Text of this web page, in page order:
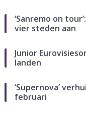
‘Sanremo on
vier steden aan
Junior
landen
‘Supernova’
februari